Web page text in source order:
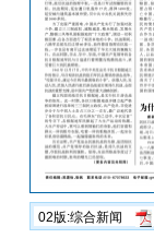
02版:综合新闻